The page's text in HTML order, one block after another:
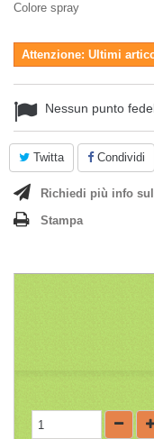
Colore spray
Attenzione: Ultimi
Nessun punto
Twitta Condividi
Richiedi più info
Stampa